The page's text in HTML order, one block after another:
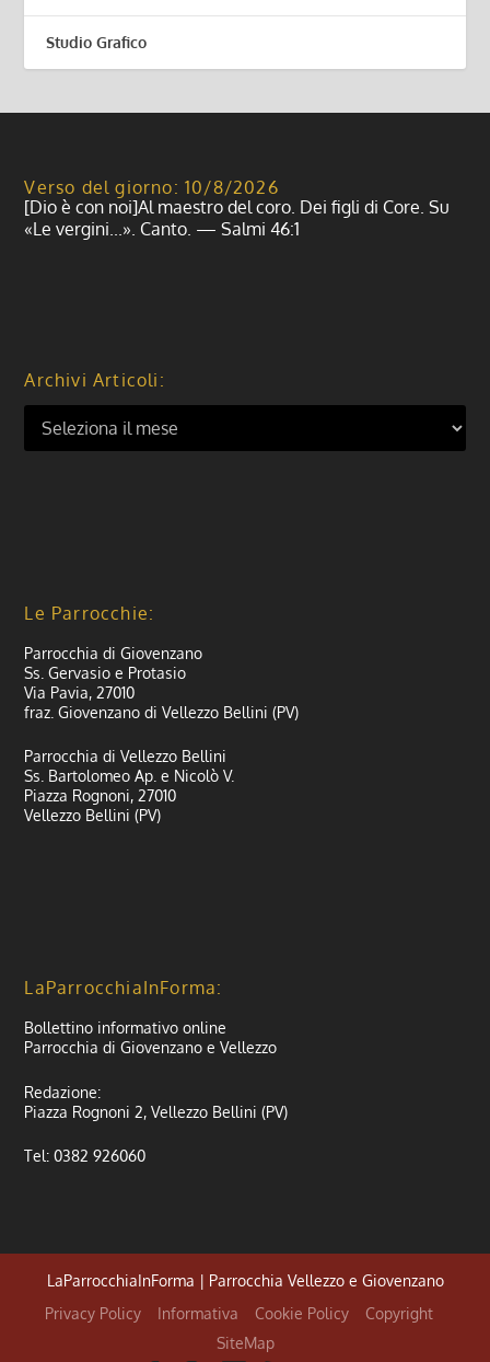
Studio Grafico
Verso del giorno: 10/8/2026
[Dio è con noi]Al maestro del coro. Dei figli di Core. Su
«Le vergini...». Canto. — Salmi 46:1
Archivi Articoli:
Le Parrocchie:
Parrocchia di Giovenzano
Ss. Gervasio e Protasio
Via Pavia, 27010
fraz. Giovenzano di Vellezzo Bellini (PV)
Parrocchia di Vellezzo Bellini
Ss. Bartolomeo Ap. e Nicolò V.
Piazza Rognoni, 27010
Vellezzo Bellini (PV)
LaParrocchiaInForma:
Bollettino informativo online
Parrocchia di Giovenzano e Vellezzo
Redazione:
Piazza Rognoni 2, Vellezzo Bellini (PV)
Tel: 0382 926060
LaParrocchiaInForma | Parrocchia Vellezzo e Giovenzano
Privacy Policy
Informativa Cookie Policy
Copyright
SiteMap